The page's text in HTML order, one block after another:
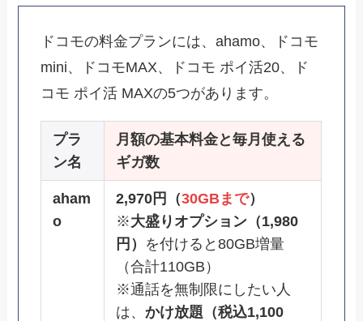
ドコモの料金プランには、ahamo、ドコモ
mini、ドコモMAX、ドコモ ポイ活20、ド
コモ ポイ活 MAXの5つがあります。
プラ
ン名
月額の基本料金と毎月使える
ギガ数
aham
o
2,970円（30GBまで）
※大盛りオプション（1,980
円）
を付けると80GB増量
（合計110GB）
※通話を無制限にしたい人
は、 かけ放題（税込1,100